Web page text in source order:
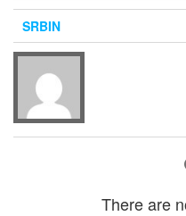
SRBIN
There are